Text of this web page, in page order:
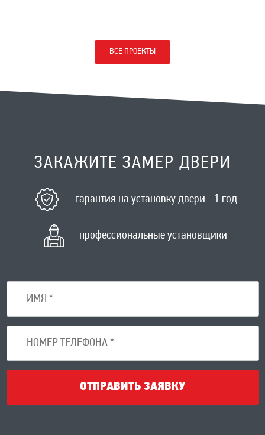
ВСЕ ПРОЕКТЫ
ЗАКАЖИТЕ ЗАМЕР ДВЕРИ
гарантия на установку двери - 1 год
профессиональные установщики
ОТПРАВИТЬ ЗАЯВКУ